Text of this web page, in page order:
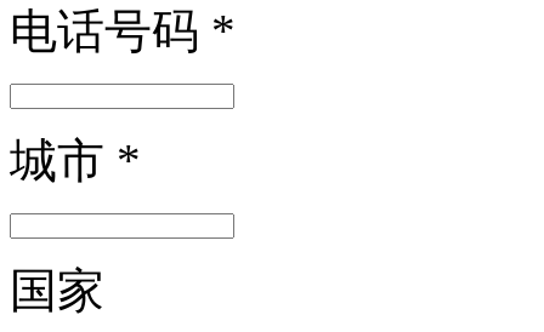
电话号码 *
城市 *
国家